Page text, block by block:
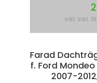
inkl. inkl.
Farad
f. Ford
2007-